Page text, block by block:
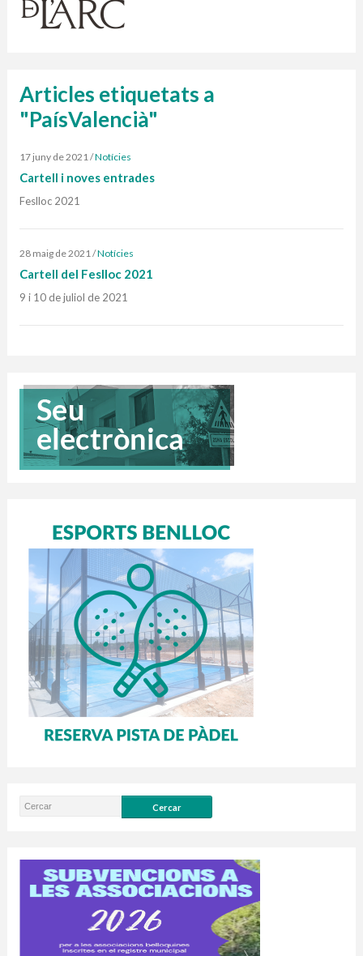
Articles etiquetats a
"PaísValencià"
17 juny de 2021/Notícies
Cartell i noves entrades
Feslloc 2021
28 maig de 2021/Notícies
Cartell del Feslloc 2021
9 i 10 de juliol de 2021